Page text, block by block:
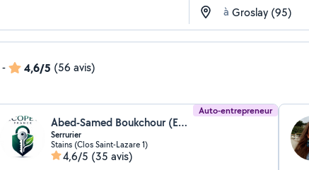
à
- 4,6/5 (56 avis)
Auto-entrepreneur
Abed-Samed Boukchour (EcoPet France)
Serrurier
Stains (Clos Saint-Lazare 1)
4,6/5 (35 avis)